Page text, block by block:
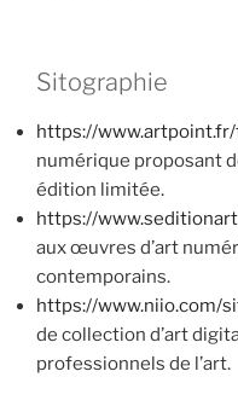
Sitographie
https://
numérique proposant
édition limitée.
https://
aux œuvres d’art
contemporains.
https://www.niio.com/
de collection d’art
professionnels de l’art.